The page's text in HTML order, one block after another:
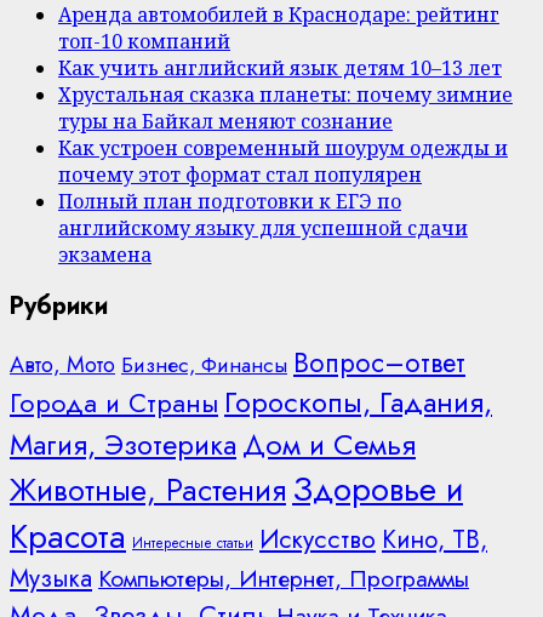
Аренда автомобилей в Краснодаре: рейтинг
топ-10 компаний
Как учить английский язык детям 10–13 лет
Хрустальная сказка планеты: почему зимние
туры на Байкал меняют сознание
Как устроен современный шоурум одежды и
почему этот формат стал популярен
Полный план подготовки к ЕГЭ по
английскому языку для успешной сдачи
экзамена
Рубрики
Авто, МотоБизнес, Финансы Вопрос–ответ
Города и Страны Гороскопы, Гадания,
Магия, Эзотерика Дом и Семья
Животные, Растения Здоровье и
Красота Интересные статьи Искусство Кино, ТВ,
Музыка Компьютеры, Интернет, Программы